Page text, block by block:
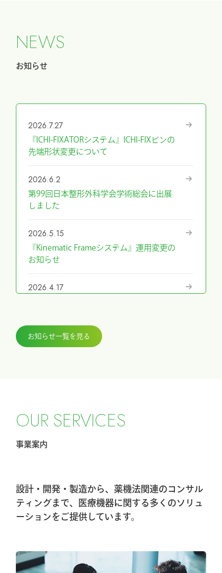
NEWS
お知らせ
2026.7.27
『ICHI-FIXATORシステム』ICHI-FIXピンの
先端形状変更について
2026.6.2
第99回日本整形外科学会学術総会に出展
しました
2026.5.15
『Kinematic Frameシステム』運用変更の
お知らせ
2026.4.17
2026.3.27
せ
2026.2.20
2026.1.8
第40回東日本手外科研究会出展＆ハンズ
2026.1.7
お知らせ一覧を見る
OUR SERVICES
事業案内
設計・開発・製造から、薬機法関連のコンサル
ティングまで、医療機器に関する多くのソリュ
ーションをご提供しています。